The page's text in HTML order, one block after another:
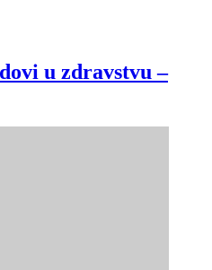
u zdravstvu –